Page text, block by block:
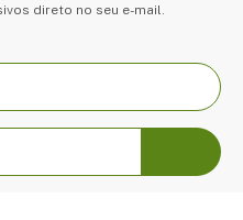
direto no seu e-mail.